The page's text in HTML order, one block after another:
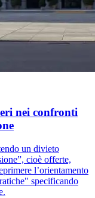
nei confronti
un divieto
cioè offerte,
l’orientamento
specificando